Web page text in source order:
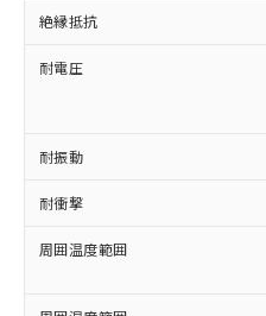
絶縁抵抗
耐電圧
耐振動
耐衝撃
周囲温度範囲
ムロン制御機
オムロン制御
販売ネ
在庫状況およ
事前の承諾な
示しないよう
マイパーツ機
ビス）をご利
メンバーズに
(DIBP) 1000ppm以下
但し、RoHS指令で産業用
フタル酸エステル類の４
図的な使用がないことを確
部品在庫の切り替え
月が前後することが
イソブチル) : 1000ppm、
ル) : 1000ppm、
DEHP(フタル酸ビス(2-エ
「ｅ」：有害物質（
準値以下であること
「10」：通常の使
質が外部に漏えいし
及ぼさない年数を意
「－」：未確認です
いよう必要な
当社は貴社製
ル、化学兵器
武器並びにこ
当社は、貴社
場合は、上記1
該第三者に通
販売先および
法に輸出する
り引きをいた
一定数に
在庫なし(
いては、
たはお客
機器販売
白
受注生産
情報を公